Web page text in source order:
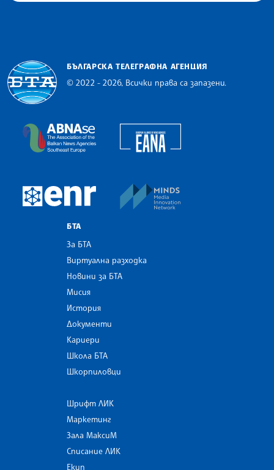
БЪЛГАРСКА ТЕЛЕГРАФНА АГЕНЦИЯ
© 2022 - 2026, Всички права са запазени.
The Assocoation of the Balkan News Agencies
European Newsroom
БТА
За БТА
Виртуална разходка
Новини за БТА
Мисия
История
Документи
Кариери
Школа БТА
Шкорпиловци
Шрифт ЛИК
Маркетинг
Зала МаксиМ
Списание ЛИК
Екип